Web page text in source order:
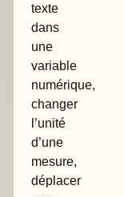
texte
dans
une
variable
numérique,
changer
l’unité
d’une
mesure,
déplacer